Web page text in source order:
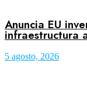
Anuncia EU
infraestructura
5 agosto, 2026